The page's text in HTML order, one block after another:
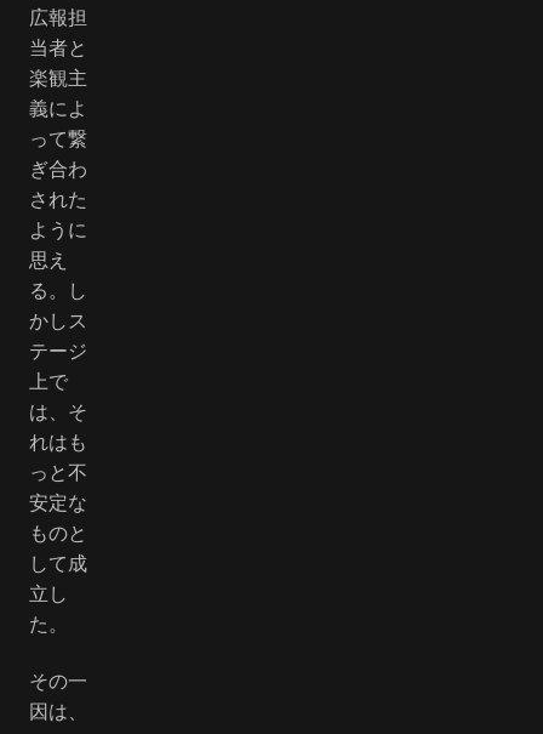
広報担
当者と
楽観主
義によ
って繋
ぎ合わ
された
ように
思え
る。し
かしス
テージ
上で
は、そ
れはも
っと不
安定な
ものと
して成
立し
た。
その一
因は、